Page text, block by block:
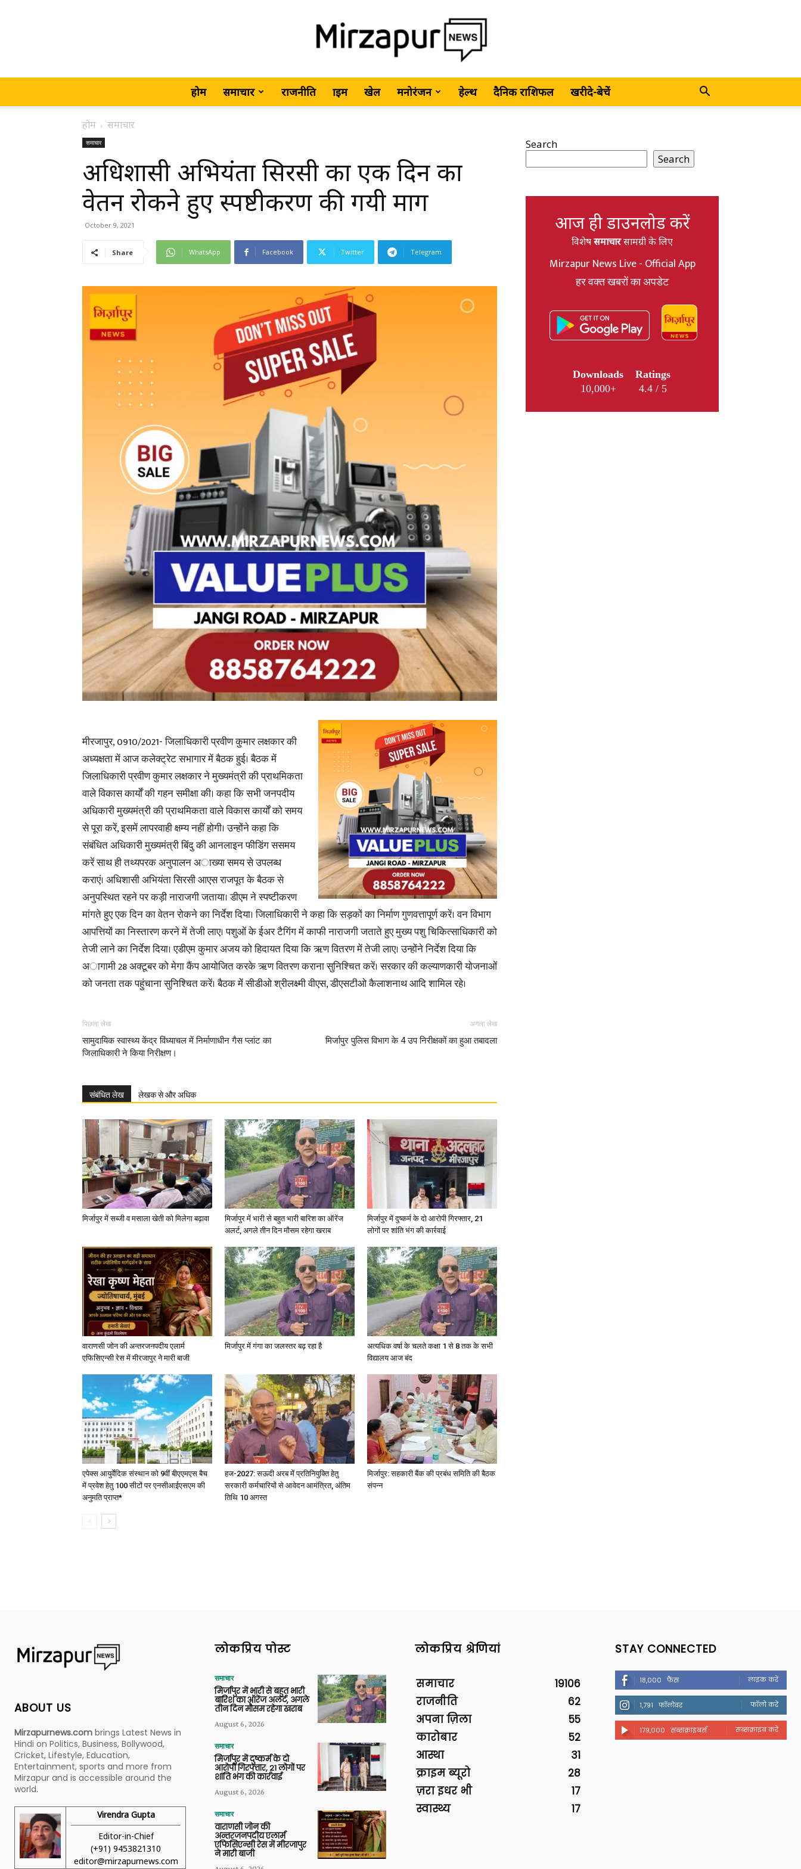
MirzapurNews.com
•
Hindi
News
in
Hindi,
Today
Hindi
News
Paper
होम समाचार राजनीति क्राइम खेल मनोरंजन हेल्थ दैनिक राशिफल खरीदे-बेचें
होम समाचार
समाचार
अधिशासी अभियंता सिरसी का एक दिन का
वेतन रोकने हुए स्पष्टीकरण की गयी माग
October 9, 2021
Share WhatsApp Facebook Twitter Telegram
मीरजापुर, 0910/2021- जिलाधिकारी प्रवीण कुमार लक्षकार की
अध्यक्षता में आज कलेक्ट्रेट सभागार में बैठक हुई। बैठक में
जिलाधिकारी प्रवीण कुमार लक्षकार ने मुख्यमंत्री की प्राथमिकता
वाले विकास कार्याें की गहन समीक्षा की। कहा कि सभी जनपदीय
अधिकारी मुख्यमंत्री की प्राथमिकता वाले विकास कार्याें को समय
से पूरा करें, इसमें लापरवाही क्षम्य नहीं होगी। उन्होंने कहा कि
संबंधित अधिकारी मुख्यमंत्री बिंदु की आनलाइन फीडिंग ससमय
करें साथ ही तथ्यपरक अनुपालन अाख्या समय से उपलब्ध
कराएं। अधिशासी अभियंता सिरसी आएस राजपूत के बैठक से
अनुपस्थित रहने पर कड़ी नाराजगी जताया। डीएम ने स्पष्टीकरण
मांगते हुए एक दिन का वेतन रोकने का निर्देश दिया। जिलाधिकारी ने कहा कि सड़कों का निर्माण गुणवत्तापूर्ण करें। वन विभाग
आपत्तियों का निस्तारण करने में तेजी लाए। पशुओं के ईअर टैगिंग में काफी नाराजगी जताते हुए मुख्य पशु चिकित्साधिकारी को
तेजी लाने का निर्देश दिया। एडीएम कुमार अजय को हिदायत दिया कि ऋण वितरण में तेजी लाए। उन्होंने निर्देश दिया कि
अागामी 28 अक्टूबर को मेगा कैंप आयोजित करके ऋण वितरण कराना सुनिश्चित करें। सरकार की कल्याणकारी याेजनाओं
को जनता तक पहुंचाना सुनिश्चित करें। बैठक में सीडीओ श्रीलक्ष्मी वीएस, डीएसटीओ कैलाशनाथ आदि शामिल रहे।
पिछला लेख
सामुदायिक स्वास्थ्य केंद्र विंध्याचल में निर्माणाधीन गैस प्लांट का
जिलाधिकारी ने किया निरीक्षण।
अगला लेख
मिर्जापुर पुलिस विभाग के 4 उप निरीक्षकों का हुआ तबादला
संबंधित लेख लेखक से और अधिक
मिर्जापुर में सब्जी व मसाला खेती को मिलेगा बढ़ावा
मिर्जापुर में भारी से बहुत भारी बारिश का ऑरेंज
अलर्ट, अगले तीन दिन मौसम रहेगा खराब
मिर्जापुर में दुष्कर्म के दो आरोपी गिरफ्तार, 21
लोगों पर शांति भंग की कार्रवाई
वाराणसी जोन की अन्तरजनपदीय एलार्म
एफिसिएन्सी रेस में मीरजापुर ने मारी बाजी
मिर्जापुर में गंगा का जलस्तर बढ़ रहा है
अत्यधिक वर्षा के चलते कक्षा 1 से 8 तक के सभी
विद्यालय आज बंद
एपेक्स आयुर्वेदिक संस्थान को 9वीं बीएएमएस बैच
में प्रवेश हेतु 100 सीटों पर एनसीआईएसएम की
अनुमति प्राप्त*
हज-2027: सऊदी अरब में प्रतिनियुक्ति हेतु
सरकारी कर्मचारियों से आवेदन आमंत्रित, अंतिम
तिथि 10 अगस्त
मिर्जापुर: सहकारी बैंक की प्रबंध समिति की बैठक
संपन्न
Search
Search
आज ही डाउनलोड करें
विशेषसमाचारसामग्री के लिए
Mirzapur News Live - Official App
हर वक्त खबरों का अपडेट
Downloads
10,000+
Ratings
4.4 / 5
ABOUT US
Mirzapurnews.com brings Latest News in
Hindi on Politics, Business, Bollywood,
Cricket, Lifestyle, Education,
Entertainment, sports and more from
Mirzapur and is accessible around the
world.
Virendra Gupta
Editor-in-Chief
(+91) 9453821310
editor@mirzapurnews.com
लोकप्रिय पोस्ट
समाचार
मिर्जापुर में भारी से बहुत भारी
बारिश का ऑरेंज अलर्ट, अगले
तीन दिन मौसम रहेगा खराब
August 6, 2026
समाचार
मिर्जापुर में दुष्कर्म के दो
आरोपी गिरफ्तार, 21 लोगों पर
शांति भंग की कार्रवाई
August 6, 2026
समाचार
वाराणसी जोन की
अन्तरजनपदीय एलार्म
एफिसिएन्सी रेस में मीरजापुर
ने मारी बाजी
लोकप्रिय श्रेणियां
समाचार
19106
राजनीति
62
अपना ज़िला
55
कारोबार
52
आस्था
31
क्राइम ब्यूरो
28
ज़रा इधर भी
17
स्वास्थ्य
17
STAY CONNECTED
18,000 फैंस लाइक करें
1,791 फॉलोवर फॉलो करें
179,000 सब्सक्राइबर्स सब्सक्राइब करें